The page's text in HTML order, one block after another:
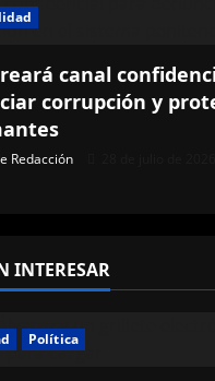
canal
corrupción y
Redacción
INTERESAR
Política